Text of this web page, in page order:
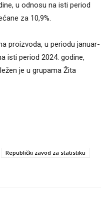
u odnosu na isti period
za 10,9%.
proizvoda, u periodu januar-
isti period 2024. godine,
je u grupama Žita
Republički zavod za statistiku